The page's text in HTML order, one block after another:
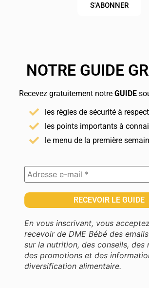
S'ABONNER
NOTRE GUIDE
Recevez gratuitement notre GUIDE
les règles de sécurité à
les points importants à
le menu de la première
En vous inscrivant, vous
recevoir de DME Bébé des
sur la nutrition, des conseils, des
des promotions et des
diversification alimentaire.